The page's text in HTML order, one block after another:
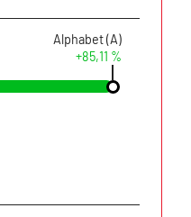
Alphabet (A)
+85,11 %